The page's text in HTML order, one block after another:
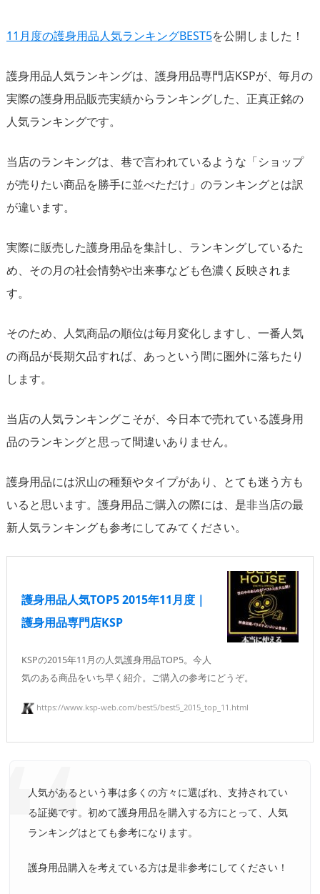
11月度の護身用品人気ランキングBEST5を公開しました！
護身用品人気ランキングは、護身用品専門店KSPが、毎月の
実際の護身用品販売実績からランキングした、正真正銘の
人気ランキングです。
当店のランキングは、巷で言われているような「ショップ
が売りたい商品を勝手に並べただけ」のランキングとは訳
が違います。
実際に販売した護身用品を集計し、ランキングしているた
め、その月の社会情勢や出来事なども色濃く反映されま
す。
そのため、人気商品の順位は毎月変化しますし、一番人気
の商品が長期欠品すれば、あっという間に圏外に落ちたり
します。
当店の人気ランキングこそが、今日本で売れている護身用
品のランキングと思って間違いありません。
護身用品には沢山の種類やタイプがあり、とても迷う方も
いると思います。護身用品ご購入の際には、是非当店の最
新人気ランキングも参考にしてみてください。
護身用品人気TOP5 2015年11月度｜
護身用品専門店KSP
KSPの2015年11月の人気護身用品TOP5。今人
気のある商品をいち早く紹介。ご購入の参考にどうぞ。
https://www.ksp-web.com/best5/best5_2015_top_11.html
人気があるという事は多くの方々に選ばれ、支持されてい
る証拠です。初めて護身用品を購入する方にとって、人気
ランキングはとても参考になります。
護身用品購入を考えている方は是非参考にしてください！